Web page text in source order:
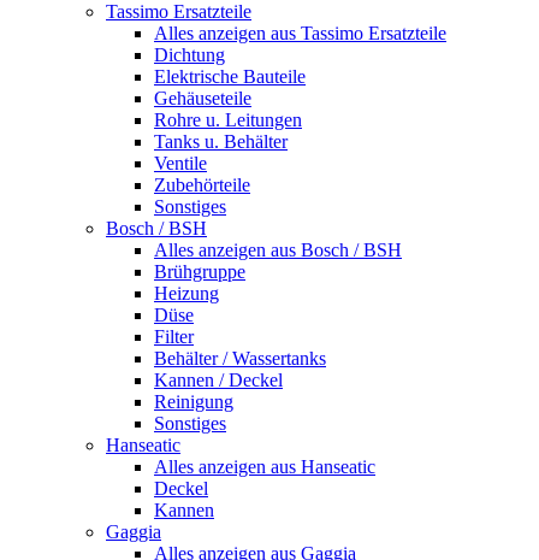
Tassimo Ersatzteile
Alles anzeigen aus Tassimo Ersatzteile
Dichtung
Elektrische Bauteile
Gehäuseteile
Rohre u. Leitungen
Tanks u. Behälter
Ventile
Zubehörteile
Sonstiges
Bosch / BSH
Alles anzeigen aus Bosch / BSH
Brühgruppe
Heizung
Düse
Filter
Behälter / Wassertanks
Kannen / Deckel
Reinigung
Sonstiges
Hanseatic
Alles anzeigen aus Hanseatic
Deckel
Kannen
Gaggia
Alles anzeigen aus Gaggia